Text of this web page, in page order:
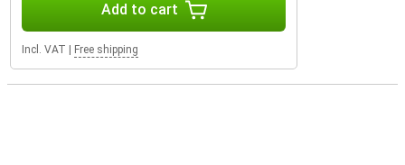
Add to cart
Incl. VAT Free shipping